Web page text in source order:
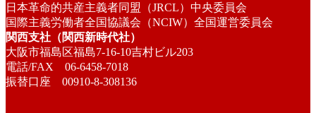
日本革命的共産主義者同盟（JRCL）中央委員会
国際主義労働者全国協議会（NCIW）全国運営委員会
関西支社（関西新時代社）
大阪市福島区福島7-16-10吉村ビル203
電話/FAX 06-6458-7018
振替口座 00910-8-308136